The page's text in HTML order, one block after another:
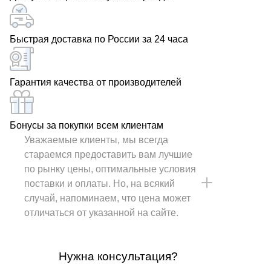
Быстрая доставка по России за 24 часа
Гарантия качества от производителей
Бонусы за покупки всем клиентам
Уважаемые клиенты, мы всегда
стараемся предоставить вам лучшие
по рынку цены, оптимальные условия
поставки и оплаты. Но, на всякий
случай, напоминаем, что цена может
отличаться от указанной на сайте.
Нужна консультация?